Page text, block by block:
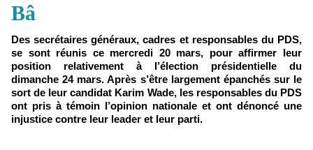
Bâ
Des secrétaires généraux, cadres et responsables du PDS,
se sont réunis ce mercredi 20 mars, pour affirmer leur
position relativement à l’élection présidentielle du
dimanche 24 mars. Après s’être largement épanchés sur le
sort de leur candidat Karim Wade, les responsables du PDS
ont pris à témoin l’opinion nationale et ont dénoncé une
injustice contre leur leader et leur parti.